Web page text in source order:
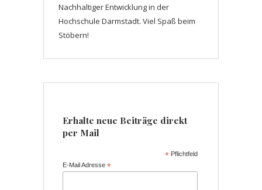
Nachhaltiger Entwicklung in der
Hochschule Darmstadt. Viel Spaß beim
Stöbern!
Erhalte neue Beiträge direkt
per Mail
* Pflichtfeld
E-Mail Adresse*